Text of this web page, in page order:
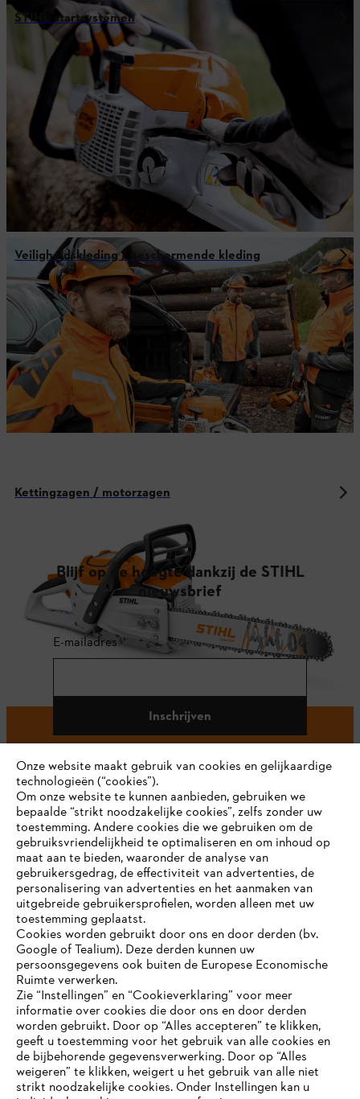
STIHL startsystemen
Veiligheidskleding / beschermende kleding
Kettingzagen / motorzagen
Blijf op de hoogte dankzij de STIHL
nieuwsbrief
E-mailadres
Inschrijven
#STIHL
Bedrijf
STIHL FAQ
Contact
JE BROWSER WORDT NIET
ONDERSTEUND
Je gebruikt een browser die we nog niet ondersteunen. Om
Onze website maakt gebruik van cookies en gelijkaardige
technologieën (“cookies”).
Om onze website te kunnen aanbieden, gebruiken we
bepaalde “strikt noodzakelijke cookies”, zelfs zonder uw
toestemming. Andere cookies die we gebruiken om de
gebruiksvriendelijkheid te optimaliseren en om inhoud op
maat aan te bieden, waaronder de analyse van
gebruikersgedrag, de effectiviteit van advertenties, de
personalisering van advertenties en het aanmaken van
uitgebreide gebruikersprofielen, worden alleen met uw
toestemming geplaatst.
Cookies worden gebruikt door ons en door derden (bv.
Google of Tealium). Deze derden kunnen uw
persoonsgegevens ook buiten de Europese Economische
Ruimte verwerken.
Zie “Instellingen” en “Cookieverklaring” voor meer
informatie over cookies die door ons en door derden
worden gebruikt. Door op “Alles accepteren” te klikken,
geeft u toestemming voor het gebruik van alle cookies en
de bijbehorende gegevensverwerking. Door op “Alles
weigeren” te klikken, weigert u het gebruik van alle niet
strikt noodzakelijke cookies. Onder Instellingen kan u